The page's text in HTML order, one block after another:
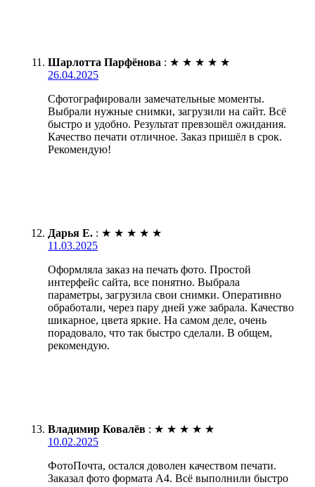
Шарлотта Парфёнова : ★ ★ ★ ★ ★
26.04.2025
Сфотографировали замечательные моменты.
Выбрали нужные снимки, загрузили на сайт. Всё
быстро и удобно. Результат превзошёл ожидания.
Качество печати отличное. Заказ пришёл в срок.
Рекомендую!
Дарья Е. : ★ ★ ★ ★ ★
11.03.2025
Оформляла заказ на печать фото. Простой
интерфейс сайта, все понятно. Выбрала
параметры, загрузила свои снимки. Оперативно
обработали, через пару дней уже забрала. Качество
шикарное, цвета яркие. На самом деле, очень
порадовало, что так быстро сделали. В общем,
рекомендую.
Владимир Ковалёв : ★ ★ ★ ★ ★
10.02.2025
ФотоПочта, остался доволен качеством печати.
Заказал фото формата А4. Всё выполнили быстро